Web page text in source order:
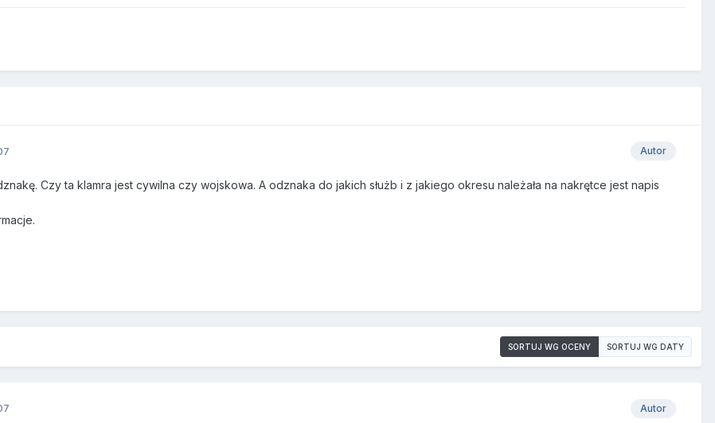
Autor
Czy ta klamra jest cywilna czy wojskowa. A odznaka do jakich służb i z jakiego okresu należała na nakrętce jest napis
SORTUJ WG OCENY SORTUJ WG DATY
Autor